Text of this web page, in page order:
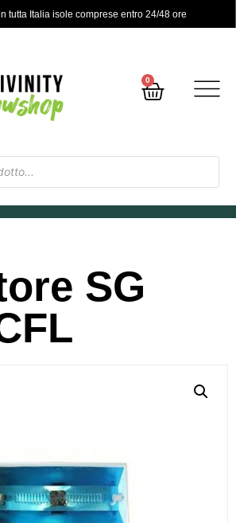
tutta Italia isole comprese entro 24/48 ore
0
SG